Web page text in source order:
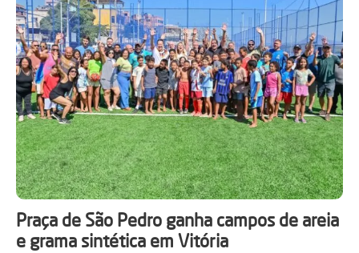
Praça de São Pedro ganha campos de areia
e grama sintética em Vitória